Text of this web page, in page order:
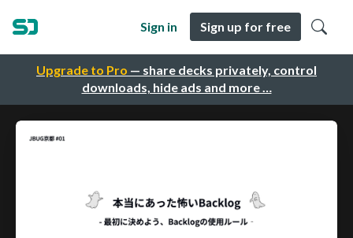
Upgrade to Pro — share decks privately, control
downloads, hide ads and more …
Sign in Sign up for free